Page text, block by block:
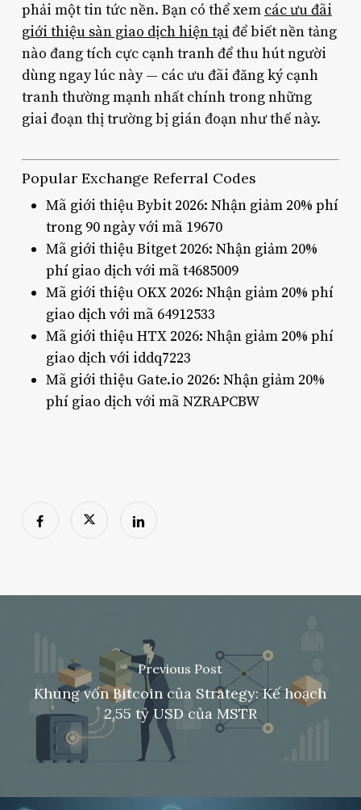
phải một tin tức nền. Bạn có thể xem các ưu đãi
giới thiệu sàn giao dịch hiện tại để biết nền tảng
nào đang tích cực cạnh tranh để thu hút người
dùng ngay lúc này — các ưu đãi đăng ký cạnh
tranh thường mạnh nhất chính trong những
giai đoạn thị trường bị gián đoạn như thế này.
Popular Exchange Referral Codes
Mã giới thiệu Bybit 2026: Nhận giảm 20% phí
trong 90 ngày với mã 19670
Mã giới thiệu Bitget 2026: Nhận giảm 20%
phí giao dịch với mã t4685009
Mã giới thiệu OKX 2026: Nhận giảm 20% phí
giao dịch với mã 64912533
Mã giới thiệu HTX 2026: Nhận giảm 20% phí
giao dịch với iddq7223
Mã giới thiệu Gate.io 2026: Nhận giảm 20%
phí giao dịch với mã NZRAPCBW
Previous Post
Khung vốn Bitcoin của Strategy: Kế hoạch
2,55 tỷ USD của MSTR